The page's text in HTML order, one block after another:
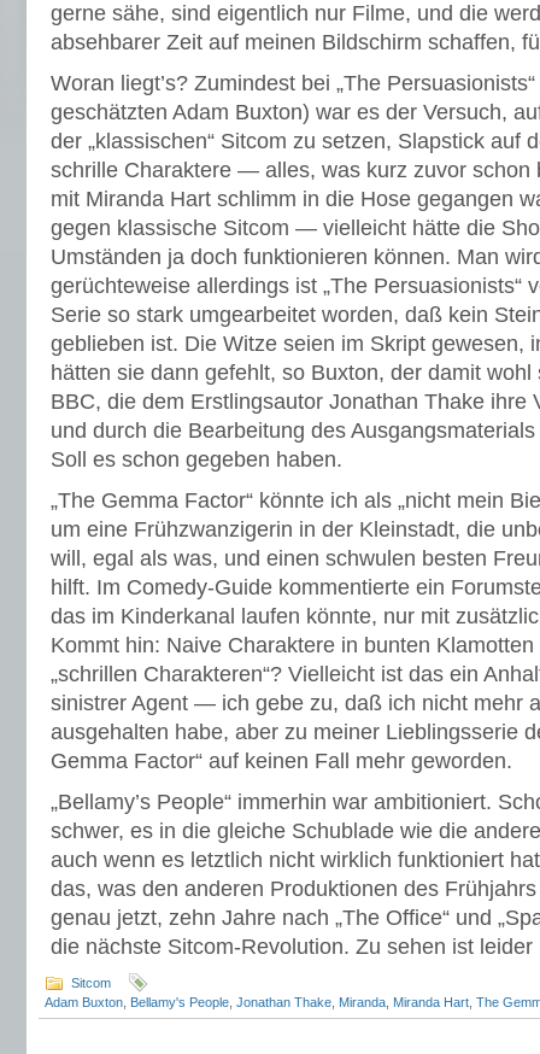
gerne sähe, sind eigentlich nur Filme, und die
absehbarer Zeit auf meinen Bildschirm schaffen,
Woran liegt’s? Zumindest bei „The
geschätzten Adam Buxton) war es der Versuch,
der „klassischen“ Sitcom zu setzen, Slapstick auf
schrille Charaktere — alles, was kurz zuvor schon
mit Miranda Hart schlimm in die Hose gegangen
gegen klassische Sitcom — vielleicht hätte die
Umständen ja doch funktionieren können. Man
gerüchteweise allerdings ist „The Persuasionists“
Serie so stark umgearbeitet worden, daß kein
geblieben ist. Die Witze seien im Skript gewesen,
hätten sie dann gefehlt, so Buxton, der damit
BBC, die dem Erstlingsautor Jonathan Thake ihre
und durch die Bearbeitung des
Soll es schon gegeben haben.
„The Gemma Factor“ könnte ich als „nicht mein
um eine Frühzwanzigerin in der Kleinstadt, die
will, egal als was, und einen schwulen besten
hilft. Im Comedy-Guide kommentierte ein
das im Kinderkanal laufen könnte, nur mit
Kommt hin: Naive Charaktere in bunten
„schrillen Charakteren“? Vielleicht ist das ein
sinistrer Agent — ich gebe zu, daß ich nicht mehr
ausgehalten habe, aber zu meiner Lieblingsserie
Gemma Factor“ auf keinen Fall mehr geworden.
„Bellamy’s People“ immerhin war ambitioniert.
schwer, es in die gleiche Schublade wie die
auch wenn es letztlich nicht wirklich funktioniert
das, was den anderen Produktionen des
genau jetzt, zehn Jahre nach „The Office“ und
die nächste Sitcom-Revolution. Zu sehen ist
Sitcom
Adam Buxton Bellamy's People Jonathan Thake Miranda Miranda Hart The